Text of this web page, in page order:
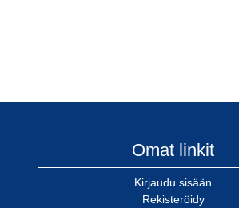
Omat linkit
Kirjaudu sisään
Rekisteröidy